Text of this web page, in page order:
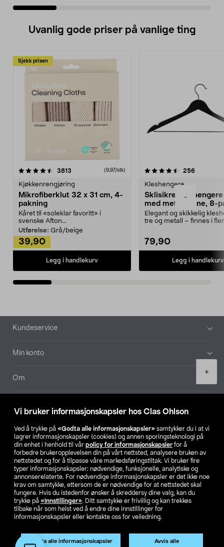
Vi bruker informasjonskapsler hos Clas Ohlson
Ved å trykke på «Godta alle informasjonskapsler» samtykker du i at vi
lagrer informasjonskapsler (cookies) og annen sporingsteknologi på
din enhet i henhold til vår policy for informasjonskapsler for å
forbedre brukeropplevelsen din på vårt nettsted, analysere bruken av
nettstedet og for å tilpasse våre markedsføringstiltak. Vi bruker fire
typer informasjonskapsler: nødvendige, funksjonelle, analytiske og
annonserelaterte. For nødvendige informasjonskapsler er det ikke noe
krav om samtykke, ettersom de er nødvendige for at nettstedet skal
fungere. Hvis du istedenfor ønsker å skreddersy dine valg, kan du
trykke på «Innstillinger». Ditt samtykke er frivillig og kan trekkes
tilbake når som helst ved å endre dine innstillinger for
informasjonskapsler eller kontakte oss for veiledning.
Godta alle informasjonskapsler Avvis alle
-
+
Uvanlig gode priser på vanlige ting
Sjekk prisen
3813 anmeldelser(9,97/stk)
Kjøkkenrengjøring
Mikrofiberklut 32 x 31 cm, 4-
pakning
Kåret til «soleklar favoritt» i
svenske Afton...
Utførelse: Grå/beige
39,90
Legg i handlekurv
4.5av 5 stjerner 256
Kleshengere
Sklisikre
med metallpinne, 8-
Elegant og skikkelig
tre og metall – finnes i
79,90
Legg i handlekurv
4.5av 5 stjerner
Bunntekst
Kundeservice
Min konto
Om
Våre selskaper
Finn din butikk
SE NO FI
Privacy statement Medlemsvilkår Kjøpsvilkår For bedrifter